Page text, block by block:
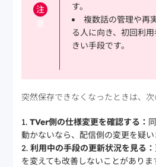
注
意
す。
複数話の管理や再
る人に向き、初回利
きい手段です。
突然保存できなくなったときは、次
TVer側の仕様変更を確認する：
動かないなら、配信側の変更を疑い
利用中の手段の更新状況を見る：
を変えても改善しないことがありま